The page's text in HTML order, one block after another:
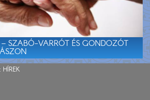
SZABÓ-VARRÓT ÉS GONDOZÓT
HÍREK